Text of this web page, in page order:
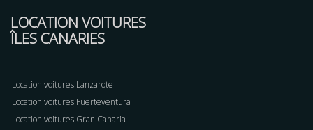
LOCATION VOITURES
ÎLES CANARIES
Location voitures Lanzarote
Location voitures Fuerteventura
Location voitures Gran Canaria